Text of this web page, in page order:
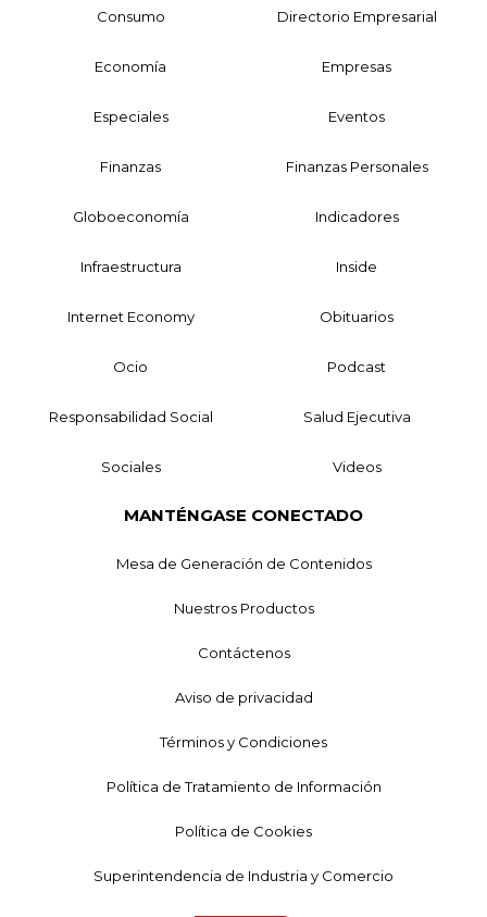
Consumo Directorio Empresarial
Economía Empresas
Especiales Eventos
Finanzas Finanzas Personales
Globoeconomía Indicadores
Infraestructura Inside
Internet Economy Obituarios
Ocio Podcast
Responsabilidad Social Salud Ejecutiva
Sociales Videos
MANTÉNGASE CONECTADO
Mesa de Generación de Contenidos
Nuestros Productos
Contáctenos
Aviso de privacidad
Términos y Condiciones
Política de Tratamiento de Información
Política de Cookies
Superintendencia de Industria y Comercio